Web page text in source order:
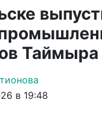
Таймыра
в 19:48